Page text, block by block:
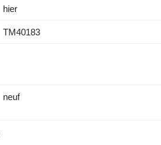
hier
TM40183
neuf